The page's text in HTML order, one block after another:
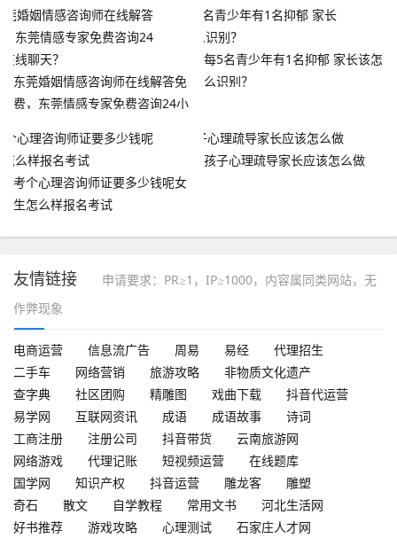
东莞婚姻情感咨询师在线解答免
费，东莞情感专家免费咨询24小
每5名青少年有1名抑郁 家长该怎
么识别？
考个心理咨询师证要多少钱呢女
生怎么样报名考试
孩子心理疏导家长应该怎么做
友情链接
申请要求：PR≥1，IP≥1000，内容属同类网站，无
作弊现象
电商运营 信息流广告 周易 易经
代理招生
二手车
网络营销 旅游攻略
非物质文化遗产
查字典
社区团购 精雕图 戏曲下载
抖音代运营
易学网
互联网资讯 成语 成语故事
诗词
工商注册
注册公司 抖音带货
云南旅游网
网络游戏
代理记账 短视频运营
在线题库
国学网
知识产权 抖音运营 雕龙客
雕塑
奇石
散文 自学教程 常用文书
河北生活网
好书推荐
游戏攻略 心理测试
石家庄人才网